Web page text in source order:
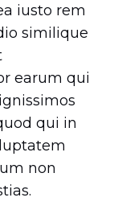
iusto rem
similique
earum qui
qui in
non